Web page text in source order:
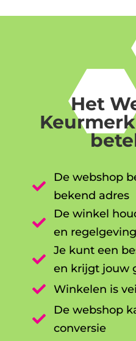
Het

De webshop
bekend adres

De winkel
en regelgeving

Je kunt een
en krijgt jouw

Winkelen is

De webshop
conversie